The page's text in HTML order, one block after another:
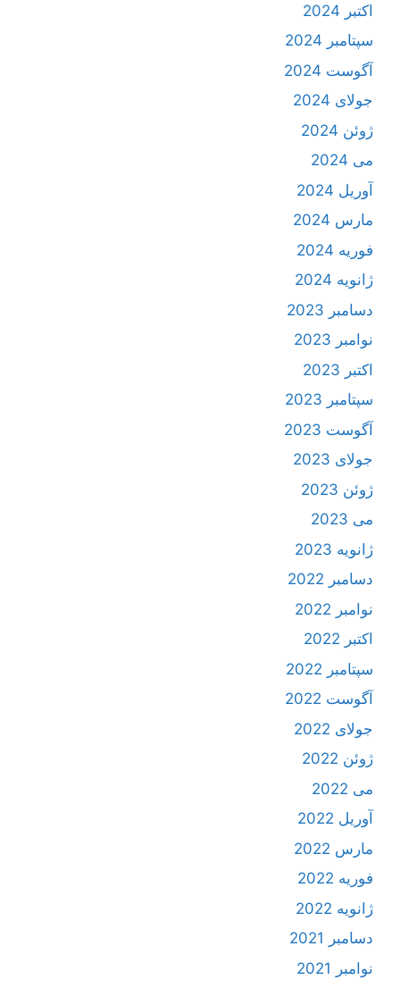
اکتبر 2024
سپتامبر 2024
آگوست 2024
جولای 2024
ژوئن 2024
می 2024
آوریل 2024
مارس 2024
فوریه 2024
ژانویه 2024
دسامبر 2023
نوامبر 2023
اکتبر 2023
سپتامبر 2023
آگوست 2023
جولای 2023
ژوئن 2023
می 2023
ژانویه 2023
دسامبر 2022
نوامبر 2022
اکتبر 2022
سپتامبر 2022
آگوست 2022
جولای 2022
ژوئن 2022
می 2022
آوریل 2022
مارس 2022
فوریه 2022
ژانویه 2022
دسامبر 2021
نوامبر 2021